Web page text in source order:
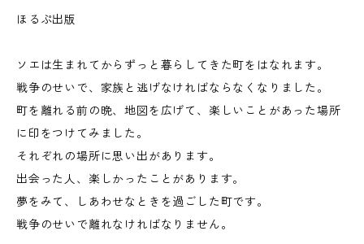
ほるぷ出版
ソエは生まれてからずっと暮らしてきた町をはなれます。
戦争のせいで、家族と逃げなければならなくなりました。
町を離れる前の晩、地図を広げて、楽しいことがあった場所
に印をつけてみました。
それぞれの場所に思い出があります。
出会った人、楽しかったことがあります。
夢をみて、しあわせなときを過ごした町です。
戦争のせいで離れなければなりません。